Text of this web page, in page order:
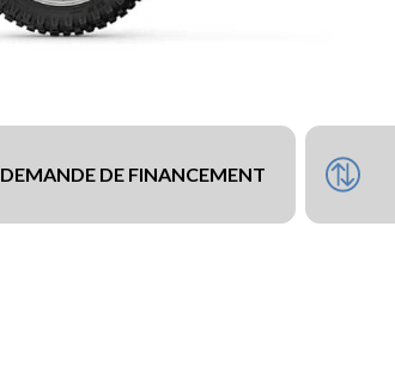
DEMANDE DE FINANCEMENT